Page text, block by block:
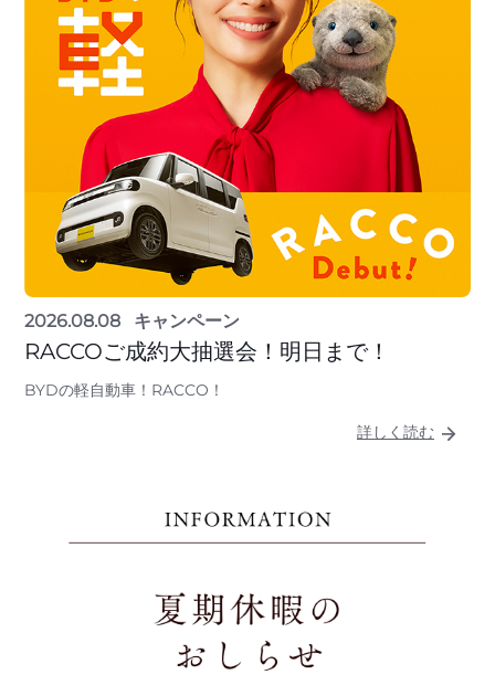
2026.08.08 キャンペーン
RACCOご成約大抽選会！明日まで！
BYDの軽自動車！RACCO！
詳しく読む